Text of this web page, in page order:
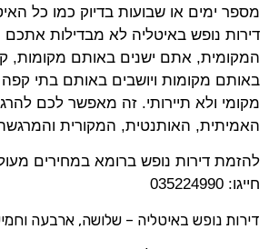
מספר ימים או שבועות בדיוק כמו כל
דירות נופש באיטליה לא מבדילות אתכם
המקומית, אתם ישנים באותם מקומות,
באותם מקומות ויושבים באותם בתי
מקומי ולא תיירותי. זה מאפשר לכם
האמיתית, האותנטית, המקורית
להזמת דירות נופש ברומא במחירים
חייגו: 035224990
דירות נופש באיטליה – שלושה, ארבעה